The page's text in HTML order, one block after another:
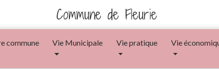
Commune de Fleurie
commune Vie Municipale Vie pratique Vie